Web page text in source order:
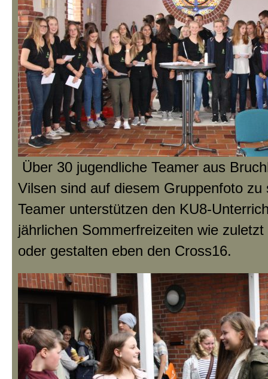
Über 30 jugendliche Teamer aus
Vilsen sind auf diesem Gruppenfoto zu
Teamer unterstützen den KU8-
jährlichen Sommerfreizeiten wie
oder gestalten eben den Cross16.